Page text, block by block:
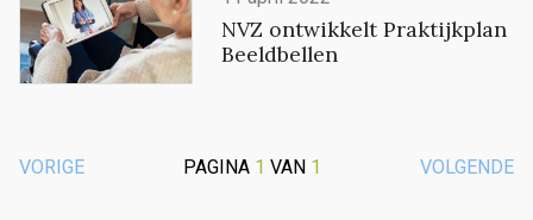
NVZ ontwikkelt Praktijkplan
Beeldbellen
VORIGE PAGINA 1 VAN 1 VOLGENDE